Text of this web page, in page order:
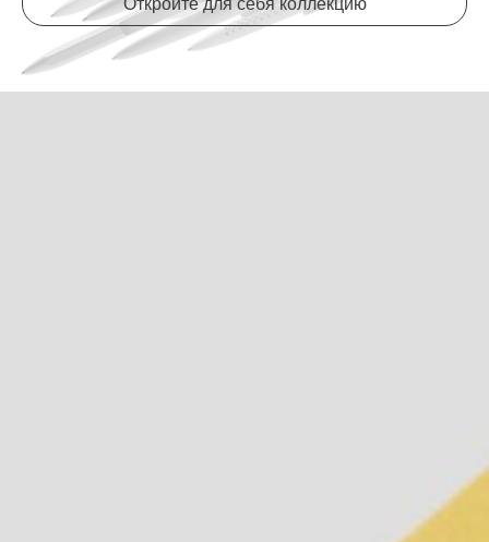
Откройте для себя коллекцию